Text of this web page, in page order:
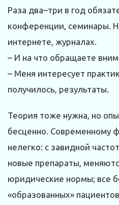
Раза два–три в год
конференции, семинары.
интернете, журналах.
– И на что обращаете
– Меня интересует
получилось, результаты.
Теория тоже нужна, но
бесценно. Современному
нелегко: с завидной
новые препараты,
юридические нормы; все
«образованных»